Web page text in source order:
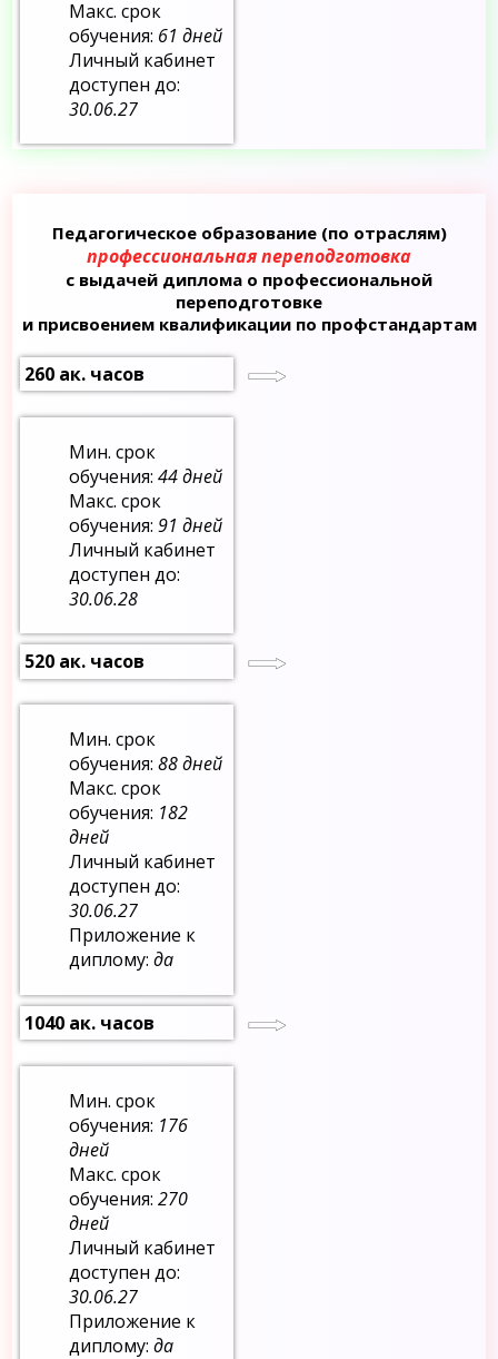
Макс. срок
обучения: 61 дней
Личный кабинет
доступен до:
30.06.27
Педагогическое образование (по отраслям)
профессиональная переподготовка
с выдачей диплома о профессиональной
переподготовке
и присвоением квалификации по профстандартам
260 ак. часов
Мин. срок
обучения:44 дней
Макс. срок
обучения:91 дней
Личный кабинет
доступен до:
30.06.28
520 ак. часов
Мин. срок
обучения:88 дней
Макс. срок
обучения: 182
дней
Личный кабинет
доступен до:
30.06.27
Приложение к
диплому:да
1040 ак. часов
Мин. срок
обучения: 176
дней
Макс. срок
обучения:270
дней
Личный кабинет
доступен до:
30.06.27
Приложение к
диплому:да